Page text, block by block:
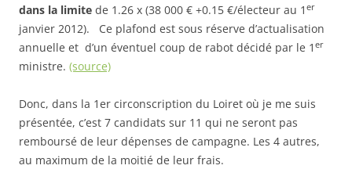
dans la limite de 1.26 x (38 000 € +0.15 €/électeur au 1 er
janvier 2012). Ce plafond est sous réserve d’actualisation
annuelle et d’un éventuel coup de rabot décidé par le 1 er
ministre. (source)
Donc, dans la 1er circonscription du Loiret où je me suis
présentée, c’est 7 candidats sur 11 qui ne seront pas
remboursé de leur dépenses de campagne. Les 4 autres,
au maximum de la moitié de leur frais.